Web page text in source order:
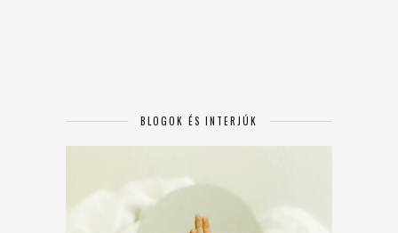
BLOGOK ÉS INTERJÚK